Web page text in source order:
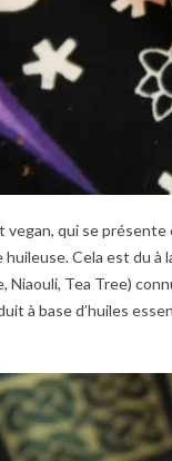
vegan, qui se
Cela est du à
Niaouli, Tea Tree)
à base d’huiles